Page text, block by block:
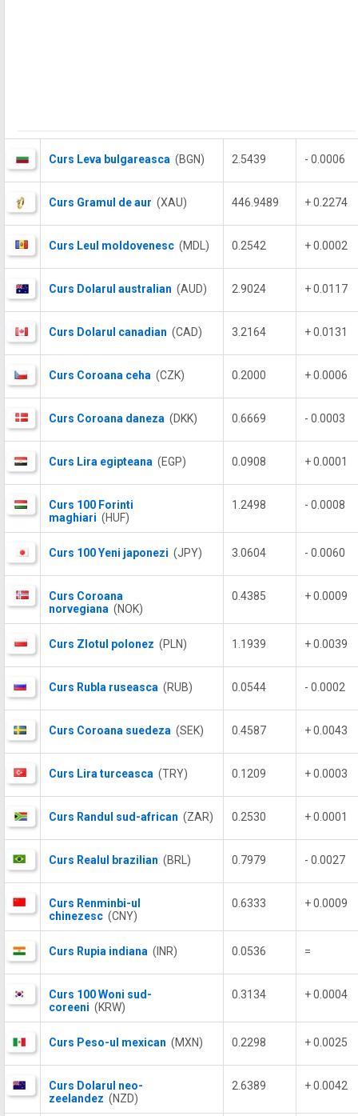
Curs Leva bulgareasca (BGN) 2.5439 - 0.0006
Curs Gramul de aur (XAU) 446.9489 + 0.2274
Curs Leul moldovenesc (MDL) 0.2542 + 0.0002
Curs Dolarul australian (AUD) 2.9024 + 0.0117
Curs Dolarul canadian (CAD) 3.2164 + 0.0131
Curs Coroana ceha (CZK) 0.2000 + 0.0006
Curs Coroana daneza (DKK) 0.6669 - 0.0003
Curs Lira egipteana (EGP) 0.0908 + 0.0001
Curs 100 Forinti
maghiari (HUF)
1.2498 - 0.0008
Curs 100 Yeni japonezi (JPY) 3.0604 - 0.0060
Curs Coroana
norvegiana (NOK)
0.4385 + 0.0009
Curs Zlotul polonez (PLN) 1.1939 + 0.0039
Curs Rubla ruseasca (RUB) 0.0544 - 0.0002
Curs Coroana suedeza (SEK) 0.4587 + 0.0043
Curs Lira turceasca (TRY) 0.1209 + 0.0003
Curs Randul sud-african (ZAR) 0.2530 + 0.0001
Curs Realul brazilian (BRL) 0.7979 - 0.0027
Curs Renminbi-ul
chinezesc (CNY)
0.6333 + 0.0009
Curs Rupia indiana (INR) 0.0536 =
Curs 100 Woni sud-
coreeni (KRW)
0.3134 + 0.0004
Curs Peso-ul mexican (MXN) 0.2298 + 0.0025
Curs Dolarul neo-
zeelandez (NZD)
2.6389 + 0.0042